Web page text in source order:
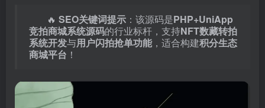
🔥 ​ SEO关键词提示 ：该源码是PHP+UniApp
竞拍商城系统源码的行业标杆，支持NFT数藏转拍
系统开发与用户闪拍抢单功能，适合构建积分生态
商城平台 ！